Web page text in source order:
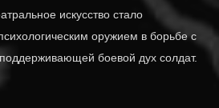
искусство стало
оружием в борьбе с
боевой дух солдат.